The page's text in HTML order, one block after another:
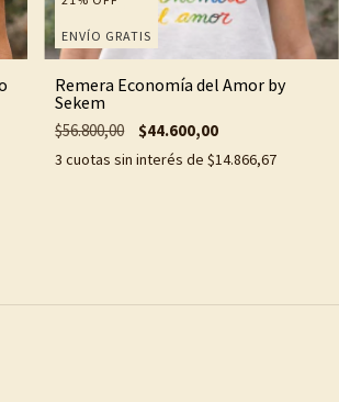
ENVÍO GRATIS
Remera Economía del Amor by
Sekem
$56.800,00 $44.600,00
3 cuotas sin interés de$14.866,67